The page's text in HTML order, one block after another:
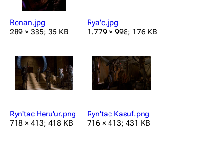
Ronan.jpg
289 × 385; 35 KB
Rya'c.jpg
1.779 × 998; 176 KB
Ryn'tac Heru'ur.png
718 × 413; 418 KB
Ryn'tac Kasuf.png
716 × 413; 431 KB